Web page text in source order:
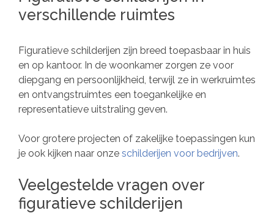
verschillende ruimtes
Figuratieve schilderijen zijn breed toepasbaar in huis
en op kantoor. In de woonkamer zorgen ze voor
diepgang en persoonlijkheid, terwijl ze in werkruimtes
en ontvangstruimtes een toegankelijke en
representatieve uitstraling geven.
Voor grotere projecten of zakelijke toepassingen kun
je ook kijken naar onze schilderijen voor bedrijven.
Veelgestelde vragen over
figuratieve schilderijen